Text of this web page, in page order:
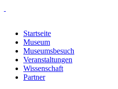
Startseite
Museum
Museumsbesuch
Veranstaltungen
Wissenschaft
Partner